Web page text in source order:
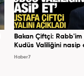
Bakan Çiftçi:
Kudüs Valiliğini nasip
Haber7